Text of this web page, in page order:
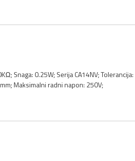
Snaga: 0.25W; Serija CA14NV; Tolerancija:
Maksimalni radni napon: 250V;